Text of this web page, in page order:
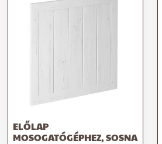
ELŐLAP
MOSOGATÓGÉPHEZ, SOSNA